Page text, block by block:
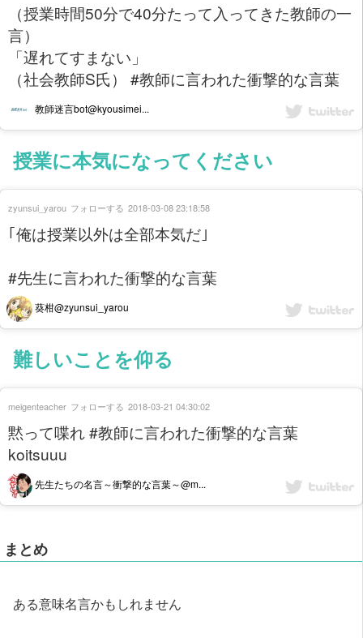
（授業時間50分で40分たって入ってきた教師の一
言）
「遅れてすまない」
（社会教師S氏） #教師に言われた衝撃的な言葉
教師迷言bot@kyousimei...
授業に本気になってください
｢俺は授業以外は全部本気だ｣
#先生に言われた衝撃的な言葉
葵柑@zyunsui_yarou
zyunsui_yarou フォローする 2018-03-08 23:18:58
難しいことを仰る
黙って喋れ #教師に言われた衝撃的な言葉
koitsuuu
先生たちの名言～衝撃的な言葉～@m...
meigenteacher フォローする 2018-03-21 04:30:02
まとめ
ある意味名言かもしれません